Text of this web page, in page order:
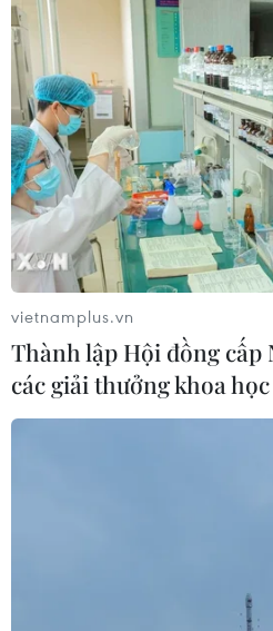
04/08/2026 07:51
“Tổ trưởng” ở vùng biên
rừng, vừa khéo vận động bà
04/08/2026 07:44
Xem
vietnamplus.vn
Thành lập Hội đồng cấp
các giải thưởng khoa